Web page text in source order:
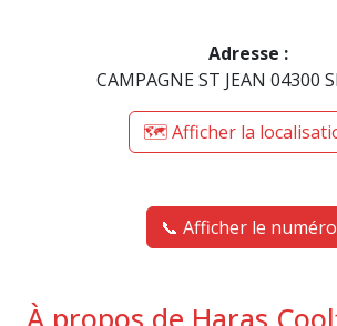
Adresse :
CAMPAGNE ST JEAN 04300
🗺️ Afficher la
📞 Afficher le numéro
À propos de Haras